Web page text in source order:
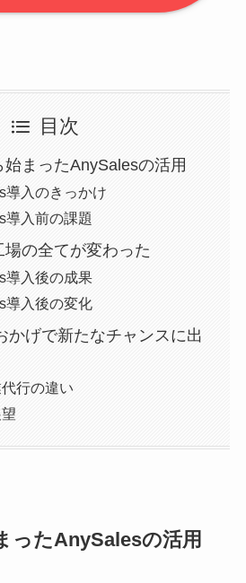
目次
まったAnySalesの活用
導入のきっかけ
導入前の課題
場の全てが変わった
導入後の成果
導入後の変化
かげで新たなチャンスに出
行の違い
ったAnySalesの活用